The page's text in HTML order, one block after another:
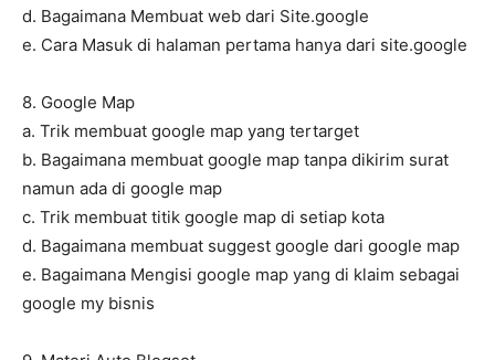
d. Bagaimana Membuat web dari Site.google
e. Cara Masuk di halaman pertama hanya dari site.google
8. Google Map
a. Trik membuat google map yang tertarget
b. Bagaimana membuat google map tanpa dikirim surat
namun ada di google map
c. Trik membuat titik google map di setiap kota
d. Bagaimana membuat suggest google dari google map
e. Bagaimana Mengisi google map yang di klaim sebagai
google my bisnis